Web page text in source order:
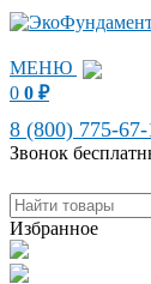
МЕНЮ
0 0 ₽
8 (800) 775-67-
Звонок
Избранное